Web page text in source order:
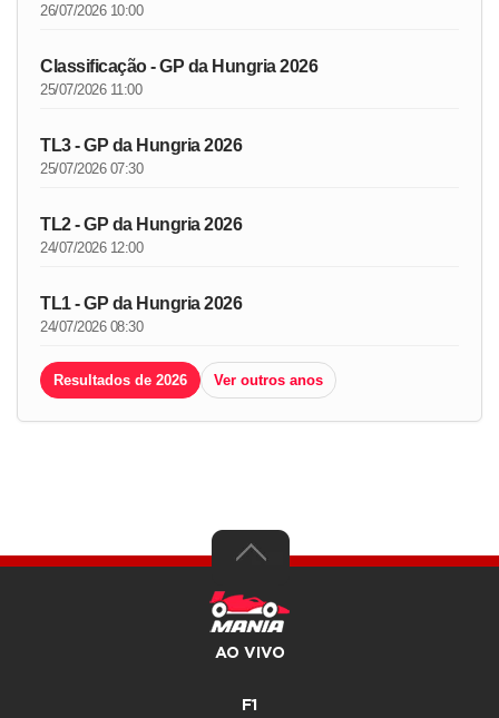
26/07/2026 10:00
Classificação - GP da Hungria 2026
25/07/2026 11:00
TL3 - GP da Hungria 2026
25/07/2026 07:30
TL2 - GP da Hungria 2026
24/07/2026 12:00
TL1 - GP da Hungria 2026
24/07/2026 08:30
Resultados de 2026 Ver outros anos
AO VIVO
F1